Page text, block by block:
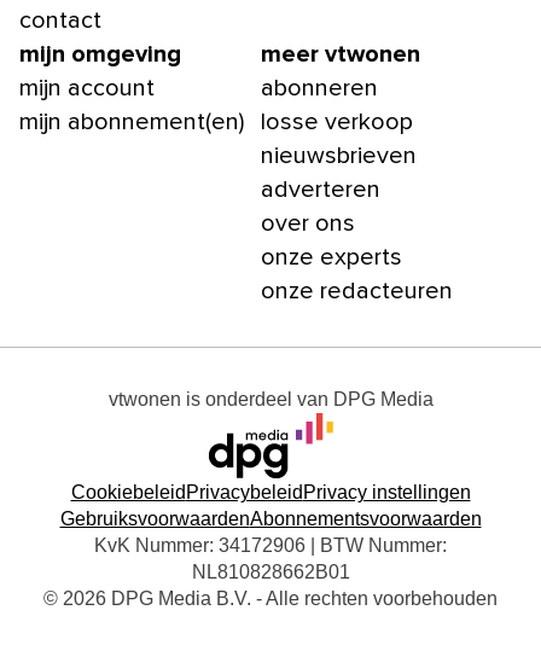
contact
mijn omgeving
mijn account
mijn abonnement(en)
meer vtwonen
abonneren
losse verkoop
nieuwsbrieven
adverteren
over ons
onze experts
onze redacteuren
vtwonen is onderdeel van DPG Media
Cookiebeleid Privacybeleid Privacy instellingen
GebruiksvoorwaardenAbonnementsvoorwaarden
KvK Nummer: 34172906 | BTW Nummer:
NL810828662B01
© 2026 DPG Media B.V. - Alle rechten voorbehouden